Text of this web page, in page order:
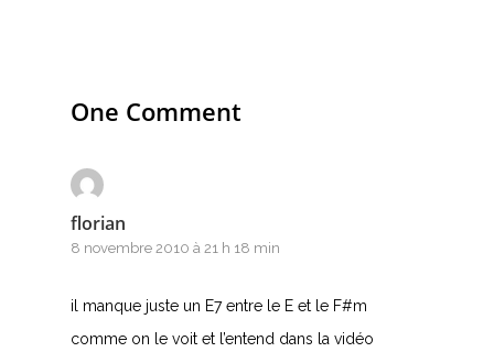
One Comment
florian
8 novembre 2010 à 21 h 18 min
il manque juste un E7 entre le E et le F#m
comme on le voit et l’entend dans la vidéo